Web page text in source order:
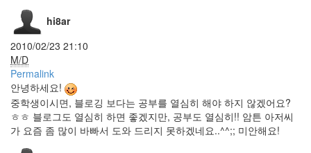
hi8ar
2010/02/23 21:10
M/D
Permalink
안녕하세요!
중학생이시면, 블로깅 보다는 공부를 열심히 해야 하지 않겠어요?
ㅎㅎ 블로그도 열심히 하면 좋겠지만, 공부도 열심히!! 암튼 아저씨
가 요즘 좀 많이 바빠서 도와 드리지 못하겠네요..^^;; 미안해요!
Shadow
ALI
Comment
야
곡
사